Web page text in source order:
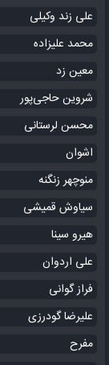
علی زند وکیلی
محمد علیزاده
معین زد
شروین حاجی‌پور
محسن لرستانی
اشوان
منوچهر زنگنه
سیاوش قمیشی
هیرو سینا
علی اردوان
فراز گوانی
علیرضا گودرزی
مفرح